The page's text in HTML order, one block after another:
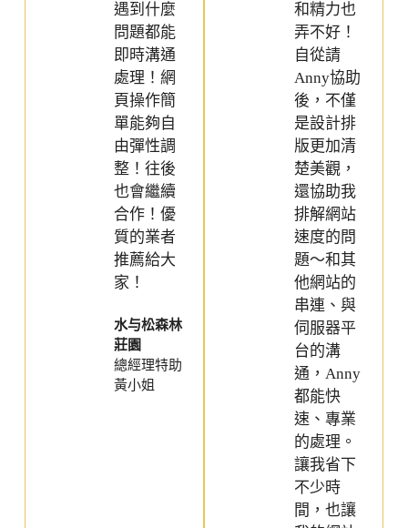
遇到什麼
問題都能
即時溝通
處理！網
頁操作簡
單能夠自
由彈性調
整！往後
也會繼續
合作！優
質的業者
推薦給大
家！
水与松森林
莊園
總經理特助
黃小姐
和精力也
弄不好！
自從請
Anny協助
後，不僅
是設計排
版更加清
楚美觀，
還協助我
排解網站
速度的問
題～和其
他網站的
串連、與
伺服器平
台的溝
通，Anny
都能快
速、專業
的處理。
讓我省下
不少時
間，也讓